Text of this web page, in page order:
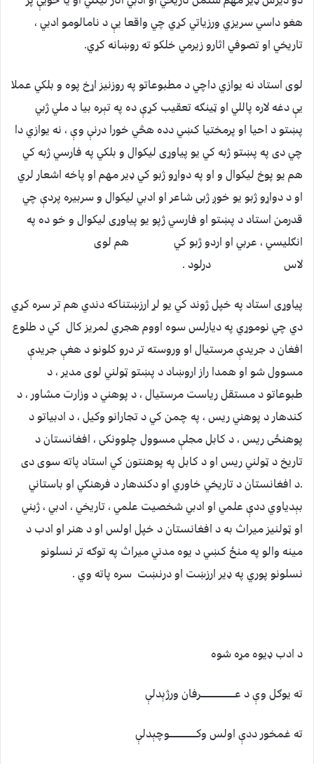
هغو داسي سريزي ورزياتي كړي چي واقعا يې د نامالومو ادبي ،
تاريخي او تصوفي اثارو زيرمي خلكو ته روښانه كړي.
لوى استاد نه يوازي داچي د مطبوعاتو په روزنيز اړخ پوه و بلكي عملا
يې دغه لاره پاللي او ټينګه تعقيب كړې ده په تېره بيا د ملي ژبي
پښتو د احيا او پرمختيا كښي دده هڅي خورا درنې وې ، نه يوازي دا
چي دى په پښتو ژبه كي يو پياوړى ليكوال و بلكي په فارسي ژبه كي
هم يو پوخ ليكوال و او په دواړو ژبو كي ډير مهم او پاخه اشعار لري
او د دواړو ژبو يو خوږ ژبى شاعر او ادبي ليكوال و سربيره پردې چي
قدرمن استاد د پښتو او فارسي ژپو يو پياوړى ليكوال و خو ده په
انګليسي ، عربي او اردو ژبو كي هم لوى
لاس درلود .
پياوړى استاد په خپل ژوند كي يو لړ ارزښتناكه دندي هم تر سره كړي
دي چي نوموړي په ديارلس سوه اووم هجري لمريز كال كي د طلوع
افغان د جريدې مرستيال او وروسته تر درو كلونو د هغې جريدې
مسوول شو او همدا راز اروښاد د پښتو ټولني لوى مدير ، د
طبوعاتو د مستقل رياست مرستيال ، د پوهني د وزارت مشاور ، د
كندهار د پوهني ريس ، په چمن كي د تجارانو وكيل ، د ادبياتو د
پوهنځى ريس ، د كابل مجلې مسوول چلوونكى ، افغانستان د
تاريخ د ټولني ريس او د كابل په پوهنتون كي استاد پاته سوى دى
.د افغانستان د تاريخي خاوري او دكندهار د فرهنګي او باستاني
بېدياوي ددې علمي او ادبي شخصيت علمي ، تاريخي ، ادبي ، ژبني
او ټولنيز ميراث به د افغانستان د خپل اولس او د هنر او ادب د
مينه والو په منځ كښي د يوه مدني ميراث په توګه تر نسلونو
نسلونو پوري په ډير ارزښت او درنښت سره پاته وي .
د ادب ډيوه مړه شوه
ته يوګل وې د عــــــــــــــــــــــــرفان ورژېدلې
ته غمخور ددې اولس وكـــــــــــــــــــوچېدلې